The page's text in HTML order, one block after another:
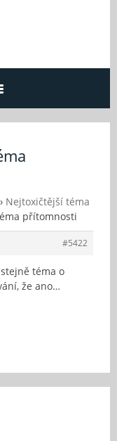
› Nejtoxičtější téma
přítomnosti
#5422
téma o
že ano…